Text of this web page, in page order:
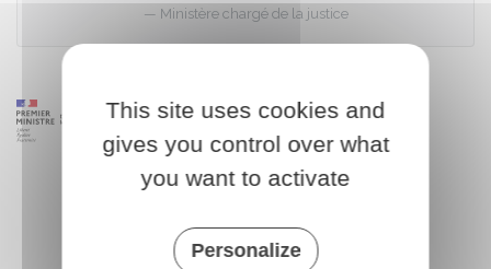
Ministère chargé de la justice
This site uses cookies and
gives you control over what
you want to activate
Personalize